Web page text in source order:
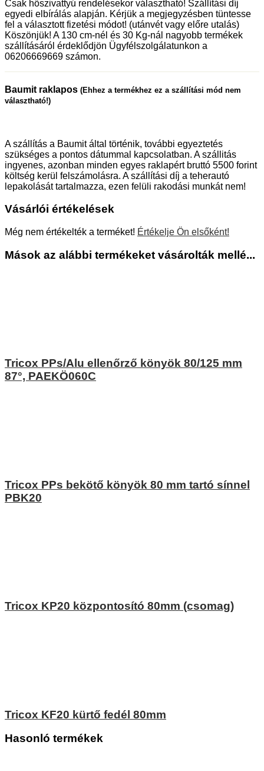
Csak hőszivattyú rendelésekor választható! Szállítási díj
egyedi elbírálás alapján. Kérjük a megjegyzésben tüntesse
fel a választott fizetési módot! (utánvét vagy előre utalás)
Köszönjük! A 130 cm-nél és 30 Kg-nál nagyobb termékek
szállításáról érdeklődjön Ügyfélszolgálatunkon a
06206669669 számon.
Baumit raklapos (Ehhez a termékhez ez a szállítási mód nem
választható!)
A szállítás a Baumit által történik, további egyeztetés
szükséges a pontos dátummal kapcsolatban. A szállitás
ingyenes, azonban minden egyes raklapért bruttó 5500 forint
költség kerül felszámolásra. A szállítási díj a teherautó
lepakolását tartalmazza, ezen felüli rakodási munkát nem!
Vásárlói értékelések
Még nem értékelték a terméket! Értékelje Ön elsőként!
Mások az alábbi termékeket vásárolták mellé...
Tricox PPs/Alu ellenőrző könyök 80/125 mm
87°, PAEKÖ060C
Tricox PPs bekötő könyök 80 mm tartó sínnel
PBK20
Tricox KP20 központosító 80mm (csomag)
Tricox KF20 kürtő fedél 80mm
Hasonló termékek